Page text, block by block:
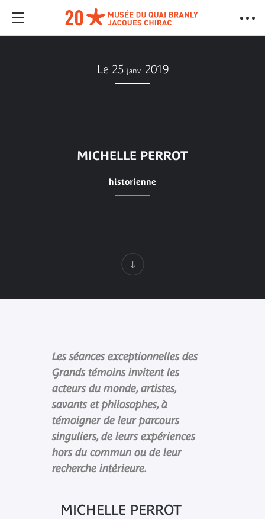
Le 25 janv. 2019
MICHELLE PERROT
historienne
Les séances exceptionnelles des
Grands témoins invitent les
acteurs du monde, artistes,
savants et philosophes, à
témoigner de leur parcours
singuliers, de leurs expériences
hors du commun ou de leur
recherche intérieure.
MICHELLE PERROT